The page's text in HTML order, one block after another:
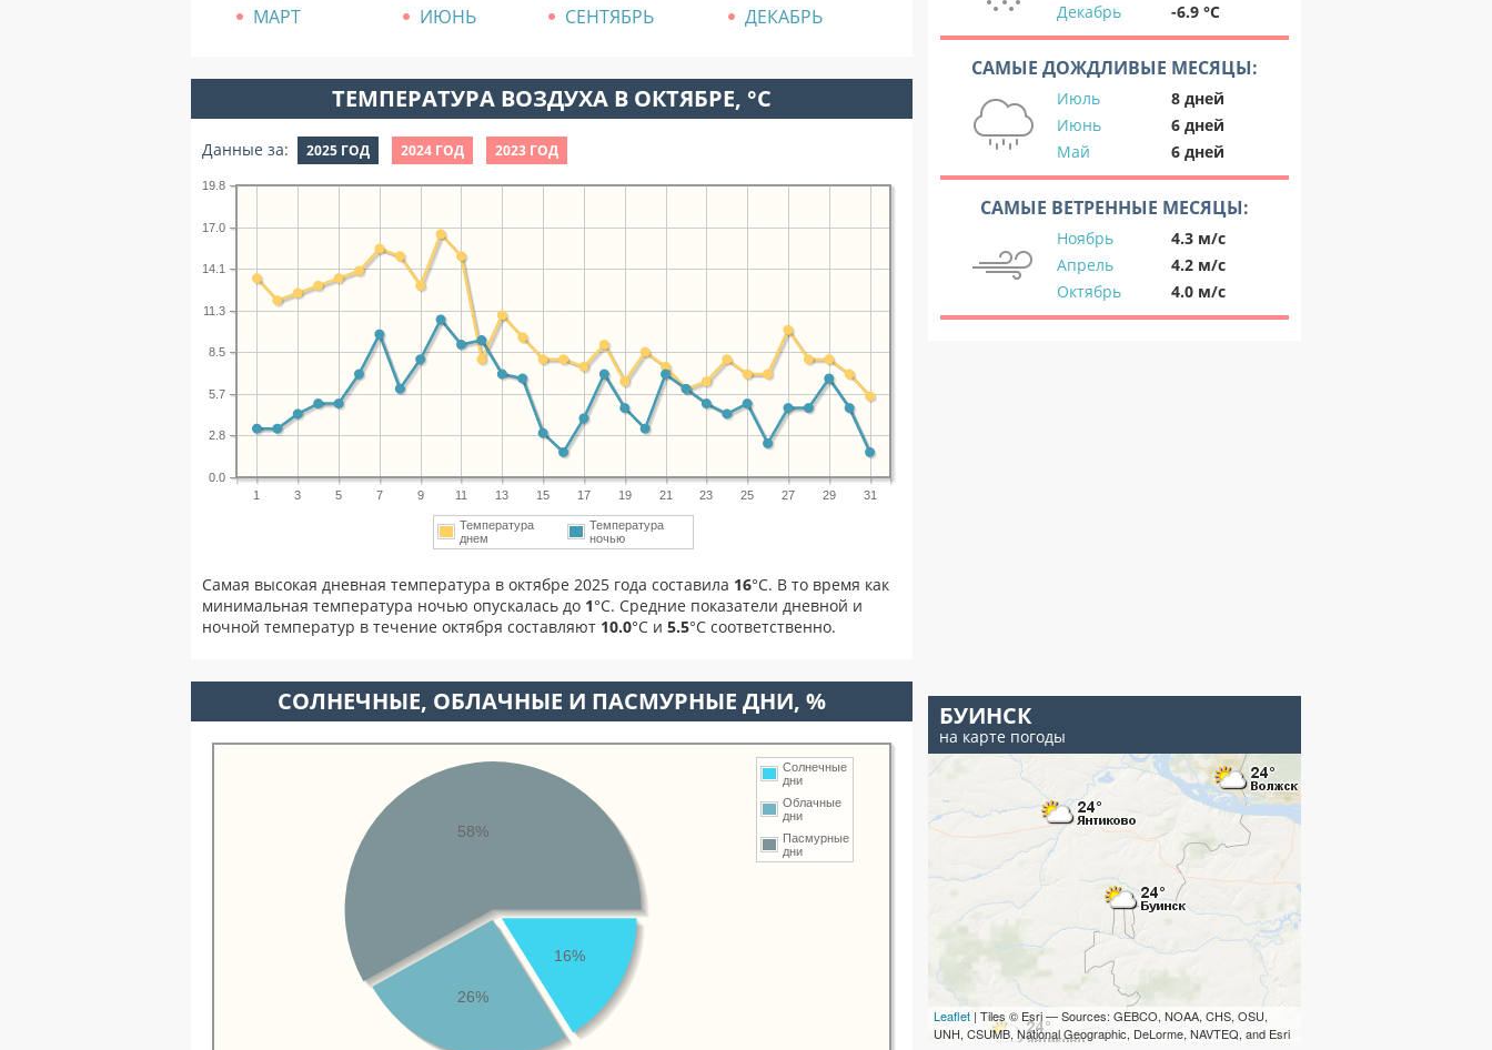
МАРТ
ИЮНЬ СЕНТЯБРЬ ДЕКАБРЬ
ТЕМПЕРАТУРА ВОЗДУХА В ОКТЯБРЕ, °C
Данные за: 2025 ГОД 2024 ГОД 2023 ГОД
1 3 5 7 9 11 13 15 17 19 21 23 25 27 29 31
0.0
2.8
5.7
8.5
11.3
14.1
17.0
19.8
Температура
днем
Температура
ночью
Самая высокая дневная температура в октябре 2025 года составила 16°С. В то время как
минимальная температура ночью опускалась до 1°C. Средние показатели дневной и
ночной температур в течение октября составляют 10.0°С и 5.5°С соответственно.
CОЛНЕЧНЫЕ, ОБЛАЧНЫЕ И ПАСМУРНЫЕ ДНИ, %
Солнечные
дни
Облачные
дни
Пасмурные
дни
16%
26%
58%
Декабрь
-6.9 °C
САМЫЕ ДОЖДЛИВЫЕ МЕСЯЦЫ:
Июль
8 дней
Июнь
6 дней
Май
6 дней
САМЫЕ ВЕТРЕННЫЕ МЕСЯЦЫ:
Ноябрь
4.3 м/с
Апрель
4.2 м/с
Октябрь
4.0 м/с
БУИНСК
на карте погоды
Leaflet | Tiles © Esri — Sources: GEBCO, NOAA, CHS, OSU,
UNH, CSUMB, National Geographic, DeLorme, NAVTEQ, and Esri